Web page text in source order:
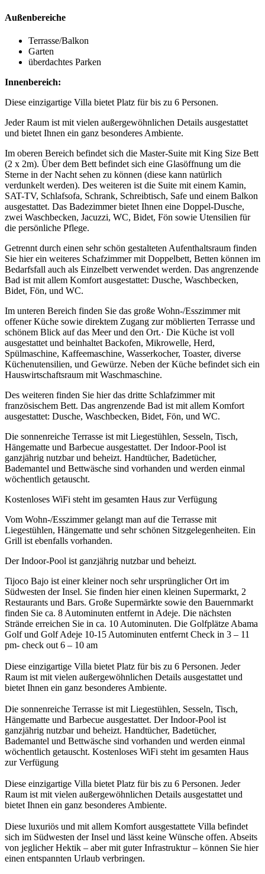
Außenbereiche
Terrasse/Balkon
Garten
überdachtes Parken
Innenbereich:
Diese einzigartige Villa bietet Platz für bis zu 6 Personen.
Jeder Raum ist mit vielen außergewöhnlichen Details ausgestattet
und bietet Ihnen ein ganz besonderes Ambiente.
Im oberen Bereich befindet sich die Master-Suite mit King Size Bett
(2 x 2m). Über dem Bett befindet sich eine Glasöffnung um die
Sterne in der Nacht sehen zu können (diese kann natürlich
verdunkelt werden). Des weiteren ist die Suite mit einem Kamin,
SAT-TV, Schlafsofa, Schrank, Schreibtisch, Safe und einem Balkon
ausgestattet. Das Badezimmer bietet Ihnen eine Doppel-Dusche,
zwei Waschbecken, Jacuzzi, WC, Bidet, Fön sowie Utensilien für
die persönliche Pflege.
Getrennt durch einen sehr schön gestalteten Aufenthaltsraum finden
Sie hier ein weiteres Schafzimmer mit Doppelbett, Betten können im
Bedarfsfall auch als Einzelbett verwendet werden. Das angrenzende
Bad ist mit allem Komfort ausgestattet: Dusche, Waschbecken,
Bidet, Fön, und WC.
Im unteren Bereich finden Sie das große Wohn-/Esszimmer mit
offener Küche sowie direktem Zugang zur möblierten Terrasse und
schönem Blick auf das Meer und den Ort.· Die Küche ist voll
ausgestattet und beinhaltet Backofen, Mikrowelle, Herd,
Spülmaschine, Kaffeemaschine, Wasserkocher, Toaster, diverse
Küchenutensilien, und Gewürze. Neben der Küche befindet sich ein
Hauswirtschaftsraum mit Waschmaschine.
Des weiteren finden Sie hier das dritte Schlafzimmer mit
französischem Bett. Das angrenzende Bad ist mit allem Komfort
ausgestattet: Dusche, Waschbecken, Bidet, Fön, und WC.
Die sonnenreiche Terrasse ist mit Liegestühlen, Sesseln, Tisch,
Hängematte und Barbecue ausgestattet. Der Indoor-Pool ist
ganzjährig nutzbar und beheizt. Handtücher, Badetücher,
Bademantel und Bettwäsche sind vorhanden und werden einmal
wöchentlich getauscht.
Kostenloses WiFi steht im gesamten Haus zur Verfügung
Vom Wohn-/Esszimmer gelangt man auf die Terrasse mit
Liegestühlen, Hängematte und sehr schönen Sitzgelegenheiten. Ein
Grill ist ebenfalls vorhanden.
Der Indoor-Pool ist ganzjährig nutzbar und beheizt.
Tijoco Bajo ist einer kleiner noch sehr ursprünglicher Ort im
Südwesten der Insel. Sie finden hier einen kleinen Supermarkt, 2
Restaurants und Bars. Große Supermärkte sowie den Bauernmarkt
finden Sie ca. 8 Autominuten entfernt in Adeje. Die nächsten
Strände erreichen Sie in ca. 10 Autominuten. Die Golfplätze Abama
Golf und Golf Adeje 10-15 Autominuten entfernt Check in 3 – 11
pm- check out 6 – 10 am
Diese einzigartige Villa bietet Platz für bis zu 6 Personen. Jeder
Raum ist mit vielen außergewöhnlichen Details ausgestattet und
bietet Ihnen ein ganz besonderes Ambiente.
Die sonnenreiche Terrasse ist mit Liegestühlen, Sesseln, Tisch,
Hängematte und Barbecue ausgestattet. Der Indoor-Pool ist
ganzjährig nutzbar und beheizt. Handtücher, Badetücher,
Bademantel und Bettwäsche sind vorhanden und werden einmal
wöchentlich getauscht. Kostenloses WiFi steht im gesamten Haus
zur Verfügung
Diese einzigartige Villa bietet Platz für bis zu 6 Personen. Jeder
Raum ist mit vielen außergewöhnlichen Details ausgestattet und
bietet Ihnen ein ganz besonderes Ambiente.
Diese luxuriös und mit allem Komfort ausgestattete Villa befindet
sich im Südwesten der Insel und lässt keine Wünsche offen. Abseits
von jeglicher Hektik – aber mit guter Infrastruktur – können Sie hier
einen entspannten Urlaub verbringen.